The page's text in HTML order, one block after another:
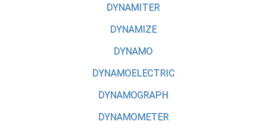
DYNAMITER
DYNAMIZE
DYNAMO
DYNAMOELECTRIC
DYNAMOGRAPH
DYNAMOMETER